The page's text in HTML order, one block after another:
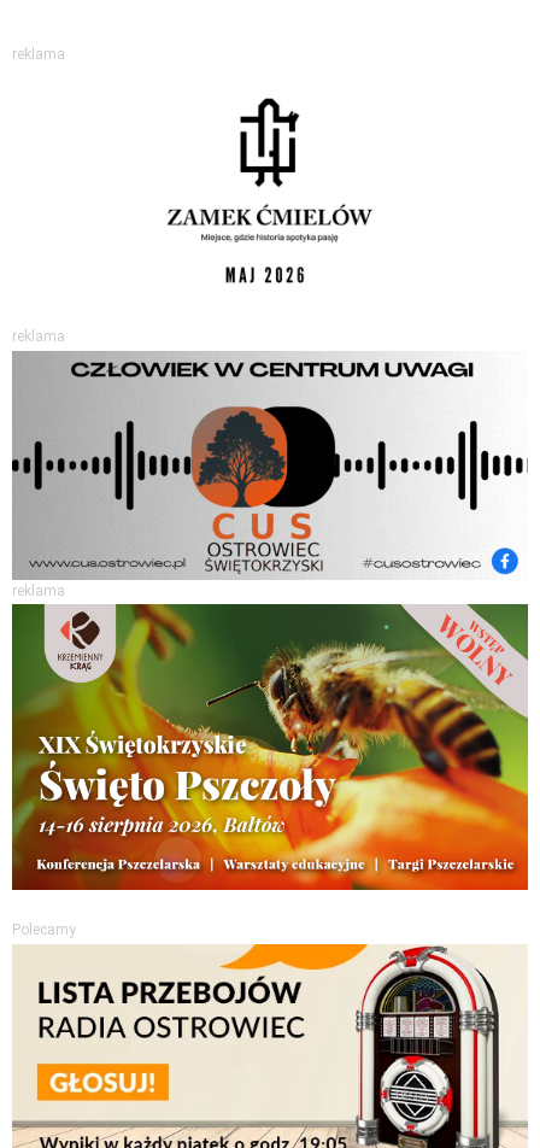
reklama
reklama
reklama
Polecamy